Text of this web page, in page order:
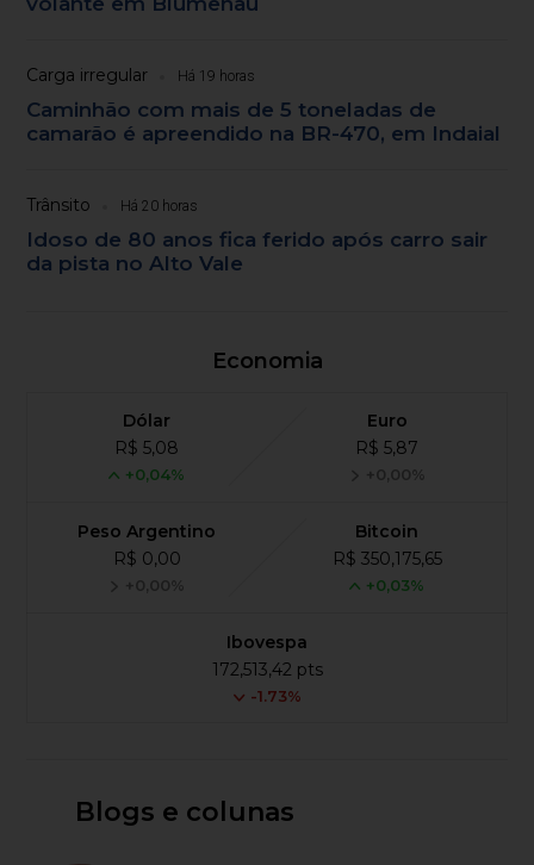
Carga irregular Há 19 horas
Caminhão com mais de 5 toneladas de
camarão é apreendido na BR-470, em Indaial
Trânsito Há 20 horas
Idoso de 80 anos fica ferido após carro sair
da pista no Alto Vale
Economia
Dólar
R$ 5,08
+0,04%
Euro
R$ 5,87
+0,00%
Peso Argentino
R$ 0,00
+0,00%
Bitcoin
R$ 350,175,65
+0,03%
Ibovespa
172,513,42 pts
-1.73%
Blogs e colunas